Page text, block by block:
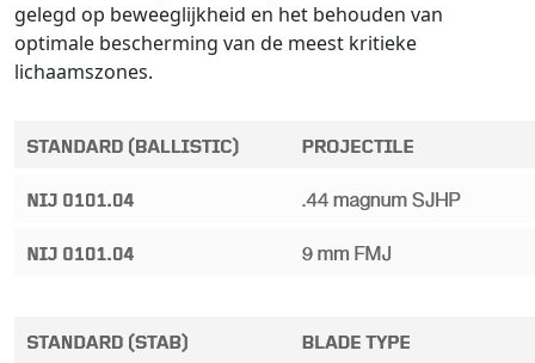
gelegd op beweeglijkheid en het behouden van
optimale bescherming van de meest kritieke
lichaamszones.